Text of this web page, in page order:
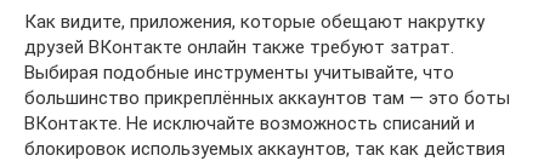
Как видите, приложения, которые обещают накрутку
друзей ВКонтакте онлайн также требуют затрат.
Выбирая подобные инструменты учитывайте, что
большинство прикреплённых аккаунтов там — это боты
ВКонтакте. Не исключайте возможность списаний и
блокировок используемых аккаунтов, так как действия